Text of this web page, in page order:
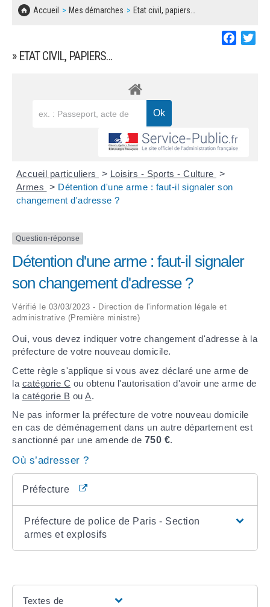
Accueil Mes démarches Etat civil, papiers…
» ETAT CIVIL, PAPIERS…
Accueil particuliers > Loisirs - Sports - Culture >
Armes > Détention d'une arme : faut-il signaler son
changement d'adresse ?
Question-réponse
Détention d'une arme : faut-il signaler
son changement d'adresse ?
Vérifié le 03/03/2023 - Direction de l'information légale et
administrative (Première ministre)
Oui, vous devez indiquer votre changement d'adresse à la
préfecture de votre nouveau domicile.
Cette règle s'applique si vous avez déclaré une arme de
la catégorie C ou obtenu l'autorisation d'avoir une arme de
la catégorie B ou A.
Ne pas informer la préfecture de votre nouveau domicile
en cas de déménagement dans un autre département est
sanctionné par une amende de 750 €.
Où s’adresser ?
Préfecture
Préfecture de police de Paris - Section
armes et explosifs
Textes de
CONCERTATIONS PUBLIQUES
SOLIDARITÉ, LOGEMENT
DECHETS
BESOIN D'UNE AIDE ?
LES ASSOCIATIONS
MARCHÉS PUBLICS
REGLEMENT LOCAL DE PUBLICITÉ
DECLARATION DE DEMARCHAGE
DOSSIER DE DEMANDE DE SUBVENTION
DEMANDE DE PRÊT DE MATERIEL
FICHE D'ORGANISATION MANIFESTATION
PLAN D'ACTION MUNICIPAL